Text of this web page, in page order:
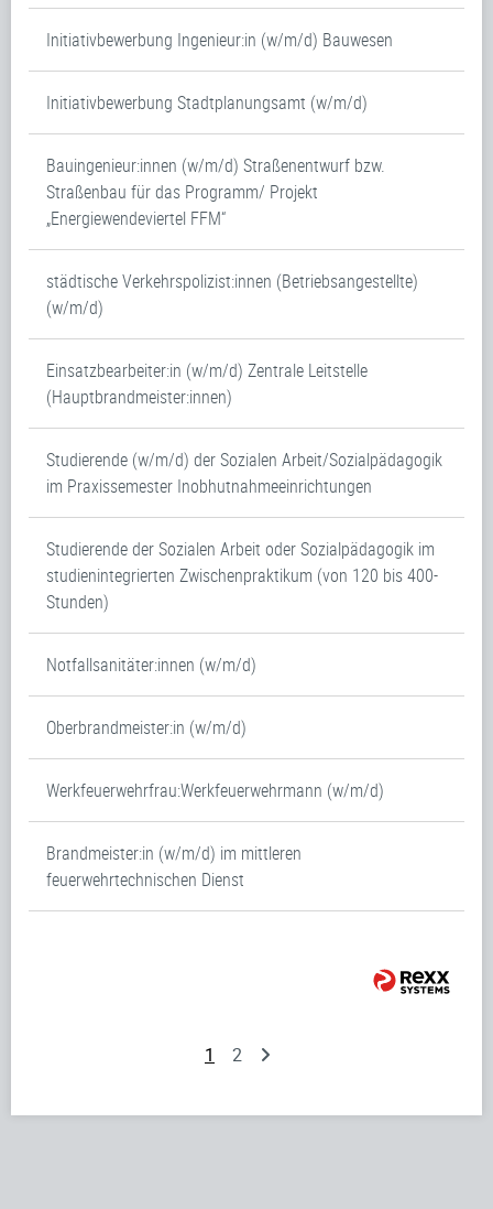
Initiativbewerbung Ingenieur:in (w/m/d) Bauwesen
Initiativbewerbung Stadtplanungsamt (w/m/d)
Bauingenieur:innen (w/m/d) Straßenentwurf bzw.
Straßenbau für das Programm/ Projekt
„Energiewendeviertel FFM“
städtische Verkehrspolizist:innen (Betriebsangestellte)
(w/m/d)
Einsatzbearbeiter:in (w/m/d) Zentrale Leitstelle
(Hauptbrandmeister:innen)
Studierende (w/m/d) der Sozialen Arbeit/Sozialpädagogik
im Praxissemester Inobhutnahmeeinrichtungen
Studierende der Sozialen Arbeit oder Sozialpädagogik im
studienintegrierten Zwischenpraktikum (von 120 bis 400-
Stunden)
Notfallsanitäter:innen (w/m/d)
Oberbrandmeister:in (w/m/d)
Werkfeuerwehrfrau:Werkfeuerwehrmann (w/m/d)
Brandmeister:in (w/m/d) im mittleren
feuerwehrtechnischen Dienst
1 2